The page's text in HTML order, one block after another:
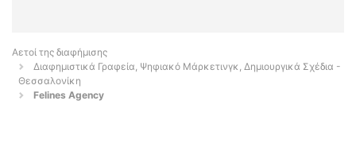
Αετοί της διαφήμισης
Διαφημιστικά Γραφεία, Ψηφιακό Μάρκετινγκ, Δημιουργικά Σχέδια -
Θεσσαλονίκη
Felines Agency